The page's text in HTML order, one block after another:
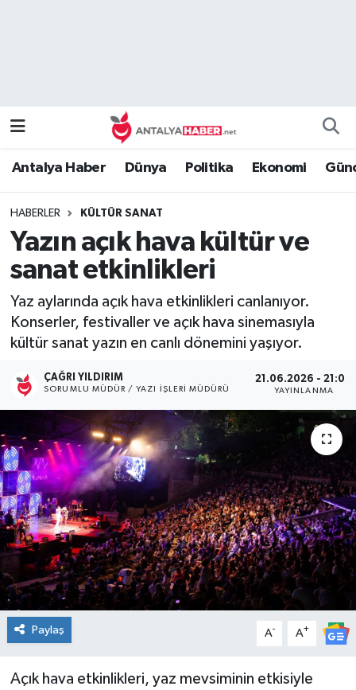
Antalya Haber Dünya Politika Ekonomi
HABERLER KÜLTÜR SANAT
Yazın açık hava kültür ve
sanat etkinlikleri
Yaz aylarında açık hava etkinlikleri canlanıyor.
Konserler, festivaller ve açık hava sinemasıyla
kültür sanat yazın en canlı dönemini yaşıyor.
ÇAĞRI YILDIRIM
SORUMLU MÜDÜR / YAZI İŞLERI MÜDÜRÜ
21.06.2026 - 21:00
YAYINLANMA
Paylaş A- A+
Açık hava etkinlikleri, yaz mevsiminin etkisiyle
Genel
Güncel
Güvenlik
Kültür Sanat
Magazin
Medya
Politika
Sağlık
Spor
Turizm
Namaz Vakitleri
Tüm Manşetler
Son Dakika Haberleri
Haber Arşivi